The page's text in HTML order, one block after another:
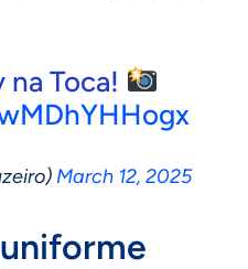
na Toca!
March 12, 2025